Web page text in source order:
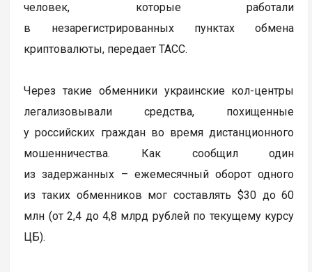
человек, которые работали
в незарегистрированных пунктах обмена
криптовалюты, передает ТАСС.
Через такие обменники украинские кол-центры
легализовывали средства, похищенные
у российских граждан во время дистанционного
мошенничества. Как сообщил один
из задержанных – ежемесячный оборот одного
из таких обменников мог составлять $30 до 60
млн (от 2,4 до 4,8 млрд рублей по текущему курсу
ЦБ).